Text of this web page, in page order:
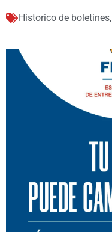
Historico de boletines,